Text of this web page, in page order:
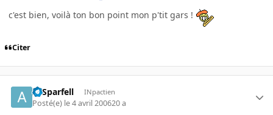
c'est bien, voilà ton bon point mon p'tit gars !
Citer
ArSparfell INpactien
Posté(e) le 4 avril 200620 a